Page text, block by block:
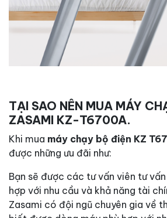
TẠI SAO NÊN MUA MÁY
ZASAMI KZ-T6700A.
Khi mua máy chạy bộ điện KZ
được những ưu đãi như:
Bạn sẽ được các tư vấn viên tư
hợp với nhu cầu và khả năng tài
Zasami có đội ngũ chuyên gia về